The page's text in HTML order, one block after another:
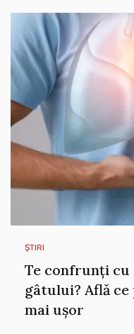
ȘTIRI
Te confrunți cu
gâtului? Află
mai ușor